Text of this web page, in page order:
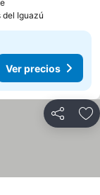
del Iguazú
Ver precios
Compartir